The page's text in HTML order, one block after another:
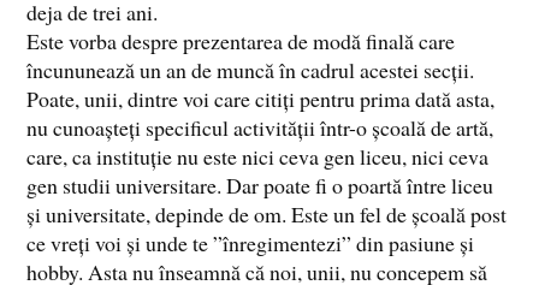
deja de trei ani.
Este vorba despre prezentarea de modă finală care
încununează un an de muncă în cadrul acestei secții.
Poate, unii, dintre voi care citiți pentru prima dată asta,
nu cunoașteți specificul activității într-o școală de artă,
care, ca instituție nu este nici ceva gen liceu, nici ceva
gen studii universitare. Dar poate fi o poartă între liceu
și universitate, depinde de om. Este un fel de școală post
ce vreți voi și unde te ”înregimentezi” din pasiune și
hobby. Asta nu înseamnă că noi, unii, nu concepem să